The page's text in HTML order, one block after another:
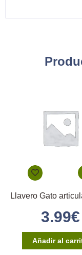
3.99€
Añadir al